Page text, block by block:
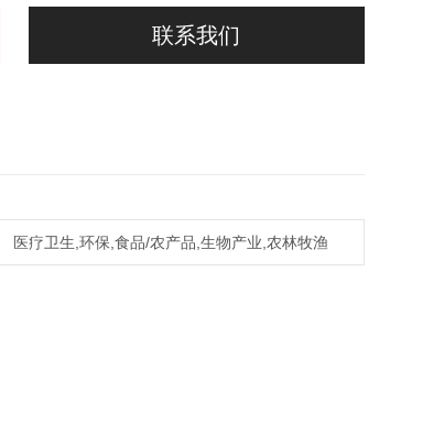
联系我们
医疗卫生,环保,食品/农产品,生物产业,农林牧渔